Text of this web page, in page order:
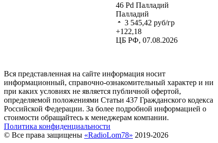
46 Pd Палладий
Палладий
3 545,42 руб/гр
+122,18
ЦБ РФ, 07.08.2026
Вся представленная на сайте информация носит
информационный, справочно-ознакомительный характер и ни
при каких условиях не является публичной офертой,
определяемой положениями Статьи 437 Гражданского кодекса
Российской Федерации. За более подробной информацией о
стоимости обращайтесь к менеджерам компании.
Политика конфиденциальности
© Все права защищены «RadioLom78» 2019-2026